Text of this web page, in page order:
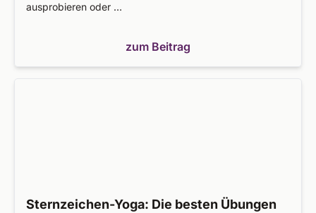
ausprobieren oder …
zum Beitrag
Sternzeichen-Yoga: Die besten Übungen